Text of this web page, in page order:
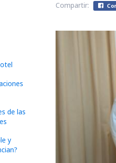
de las
y
Compartir: